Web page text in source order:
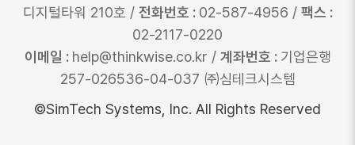
디지털타워 210호 / 전화번호 : 02-587-4956 / 팩스 :
02-2117-0220
이메일 : help@thinkwise.co.kr / 계좌번호 : 기업은행
257-026536-04-037 ㈜심테크시스템
©SimTech Systems, Inc. All Rights Reserved